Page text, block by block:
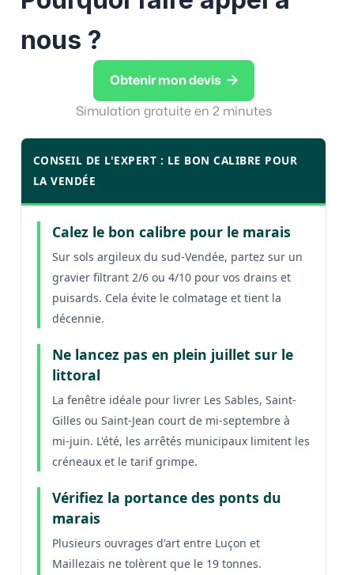
nous ?
Obtenir mon devis 
Simulation gratuite en 2 minutes
CONSEIL DE L'EXPERT : LE BON CALIBRE POUR
LA VENDÉE
Calez le bon calibre pour le marais
Sur sols argileux du sud-Vendée, partez sur un
gravier filtrant 2/6 ou 4/10 pour vos drains et
puisards. Cela évite le colmatage et tient la
décennie.
Ne lancez pas en plein juillet sur le
littoral
La fenêtre idéale pour livrer Les Sables, Saint-
Gilles ou Saint-Jean court de mi-septembre à
mi-juin. L'été, les arrêtés municipaux limitent les
créneaux et le tarif grimpe.
Vérifiez la portance des ponts du
marais
Plusieurs ouvrages d'art entre Luçon et
Maillezais ne tolèrent que le 19 tonnes.